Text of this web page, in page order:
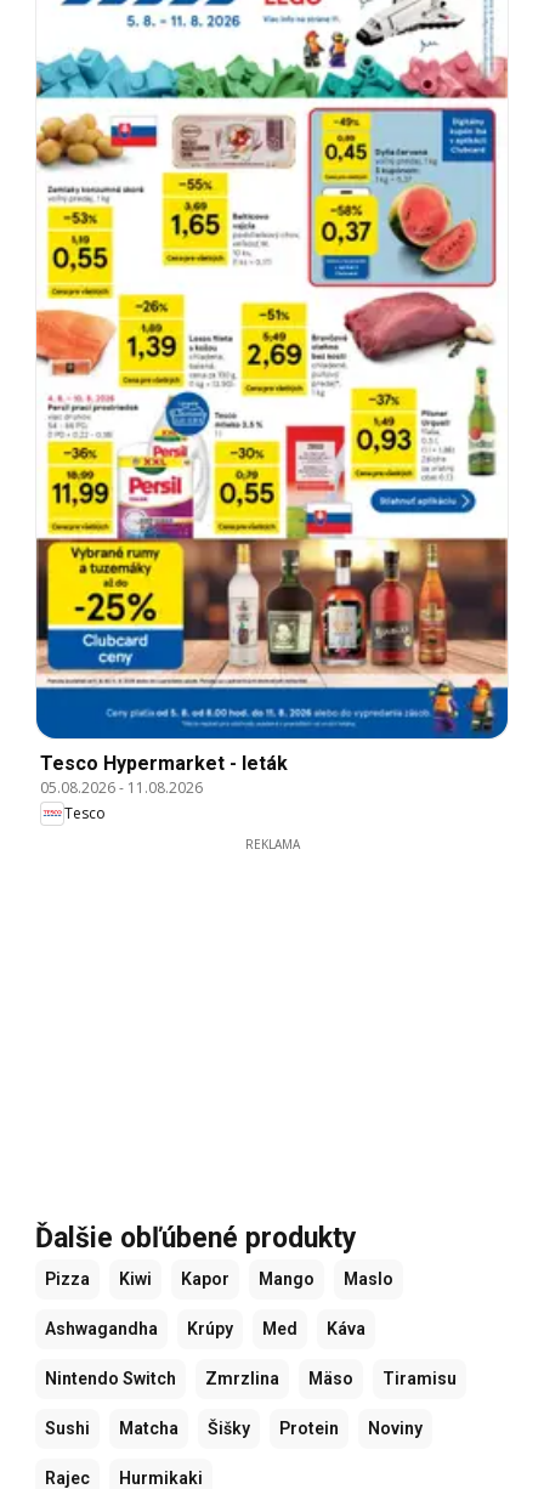
Tesco Hypermarket - leták
05.08.2026- 11.08.2026
Tesco
REKLAMA
Ďalšie obľúbené produkty
Pizza Kiwi Kapor Mango Maslo
Ashwagandha Krúpy Med Káva
Nintendo Switch Zmrzlina Mäso Tiramisu
Sushi Matcha Šišky Protein Noviny
Rajec Hurmikaki